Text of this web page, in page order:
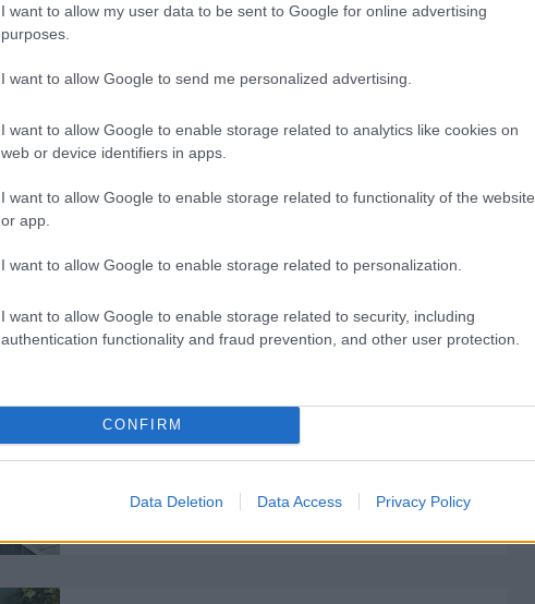
I want to allow my user data to be sent to Google for online advertising
purposes.
I want to allow Google to send me personalized advertising.
I want to allow Google to enable storage related to analytics like cookies on
web or device identifiers in apps.
I want to allow Google to enable storage related to functionality of the website
or app.
I want to allow Google to enable storage related to personalization.
I want to allow Google to enable storage related to security, including
authentication functionality and fraud prevention, and other user protection.
CONFIRM
Data Deletion Data Access Privacy Policy
ÁLLAMOK
HITLER ÓRIÁSÁGYÚJA
szekerét? Műszaki zsenialitás, vagy egy katasztrofálisan
rossz elképzelés alapján született meg a nácik
Falanszter.blog.hu)
LENGYELORSZÁG
IDEGLELÉS A KANNIBÁLOK ÚTJÁN
hadsereg és az emberevők használják. '"Az Út"
című amerikai játékfilm egyik helyszínen készült jelenete.